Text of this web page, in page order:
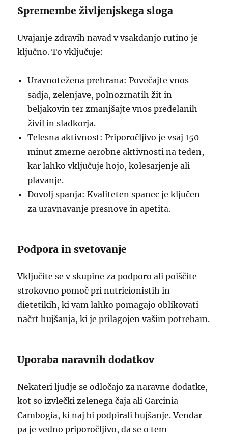
Spremembe življenjskega sloga
Uvajanje zdravih navad v vsakdanjo rutino je
ključno. To vključuje:
Uravnotežena prehrana: Povečajte vnos
sadja, zelenjave, polnozrnatih žit in
beljakovin ter zmanjšajte vnos predelanih
živil in sladkorja.
Telesna aktivnost: Priporočljivo je vsaj 150
minut zmerne aerobne aktivnosti na teden,
kar lahko vključuje hojo, kolesarjenje ali
plavanje.
Dovolj spanja: Kvaliteten spanec je ključen
za uravnavanje presnove in apetita.
Podpora in svetovanje
Vključite se v skupine za podporo ali poiščite
strokovno pomoč pri nutricionistih in
dietetikih, ki vam lahko pomagajo oblikovati
načrt hujšanja, ki je prilagojen vašim potrebam.
Uporaba naravnih dodatkov
Nekateri ljudje se odločajo za naravne dodatke,
kot so izvlečki zelenega čaja ali Garcinia
Cambogia, ki naj bi podpirali hujšanje. Vendar
pa je vedno priporočljivo, da se o tem